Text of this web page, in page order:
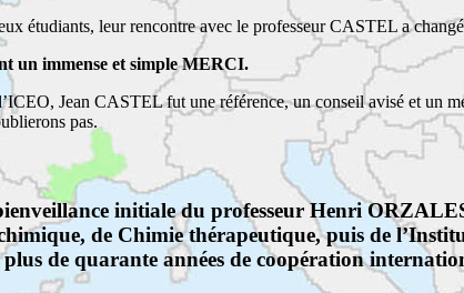
étudiants, leur rencontre avec le professeur CASTEL a
un immense et simple MERCI.
Jean CASTEL fut une référence, un conseil avisé et un
pas.
initiale du professeur Henri
de Chimie thérapeutique, puis de
de quarante années de coopération